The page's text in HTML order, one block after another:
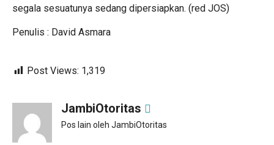
segala sesuatunya sedang dipersiapkan. (red JOS)
Penulis : David Asmara
Post Views: 1,319
JambiOtoritas
Pos lain oleh JambiOtoritas